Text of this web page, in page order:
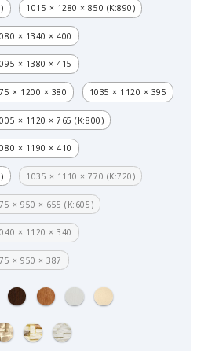
1015 × 1280 × 850 (K:890)
× 1340 × 400
× 1380 × 415
× 1200 × 380 1035 × 1120 × 395
× 1120 × 765 (K:800)
× 1190 × 410
1035 × 1110 × 770 (K:720)
× 950 × 655 (K:605)
× 1120 × 340
× 950 × 387